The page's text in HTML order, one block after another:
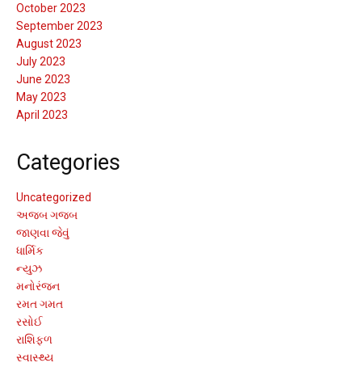
October 2023
September 2023
August 2023
July 2023
June 2023
May 2023
April 2023
Categories
Uncategorized
અજબ ગજબ
જાણવા જેવું
ધાર્મિક
ન્યુઝ
મનોરંજન
રમત ગમત
રસોઈ
રાશિફળ
સ્વાસ્થ્ય